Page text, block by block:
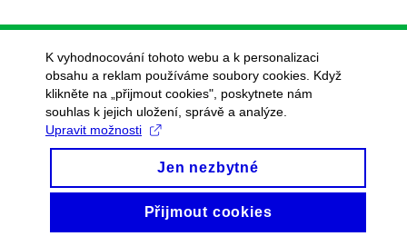
K vyhodnocování tohoto webu a k personalizaci
obsahu a reklam používáme soubory cookies. Když
klikněte na „přijmout cookies", poskytnete nám
souhlas k jejich uložení, správě a analýze.
Upravit možnosti
Jen nezbytné
Přijmout cookies